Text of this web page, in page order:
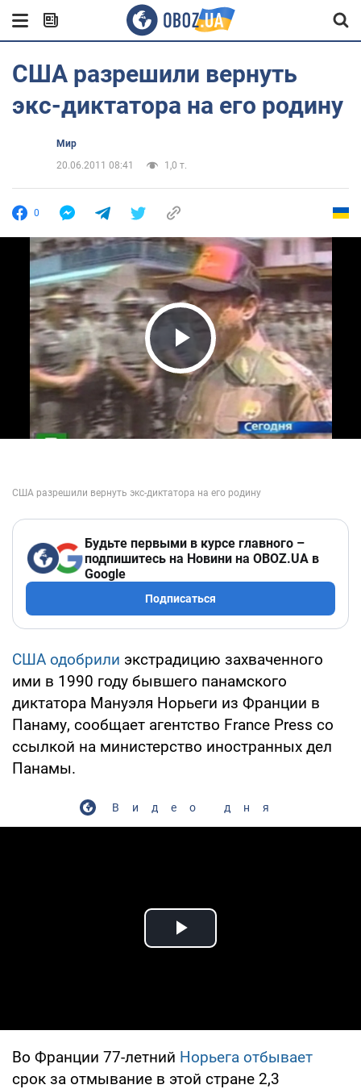
США разрешили вернуть
экс-диктатора на его родину
Мир
20.06.2011 08:41
1,0 т.
0
Play Video
Будьте первыми в курсе главного –
подпишитесь на Новини на OBOZ.UA в
Google
Подписаться
США одобрили экстрадицию захваченного
ими в 1990 году бывшего панамского
диктатора Мануэля Норьеги из Франции в
Панаму, сообщает агентство France Press со
ссылкой на министерство иностранных дел
Панамы.
Видео дня
Play Video
Во Франции 77-летний Норьега отбывает
срок за отмывание в этой стране 2,3